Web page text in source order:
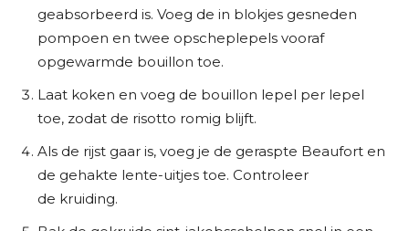
geabsorbeerd is. Voeg de in blokjes gesneden
pompoen en twee opscheplepels vooraf
opgewarmde bouillon toe.
Laat koken en voeg de bouillon lepel per lepel
toe, zodat de risotto romig blijft.
Als de rijst gaar is, voeg je de geraspte Beaufort en
de gehakte lente-uitjes toe. Controleer
de kruiding.